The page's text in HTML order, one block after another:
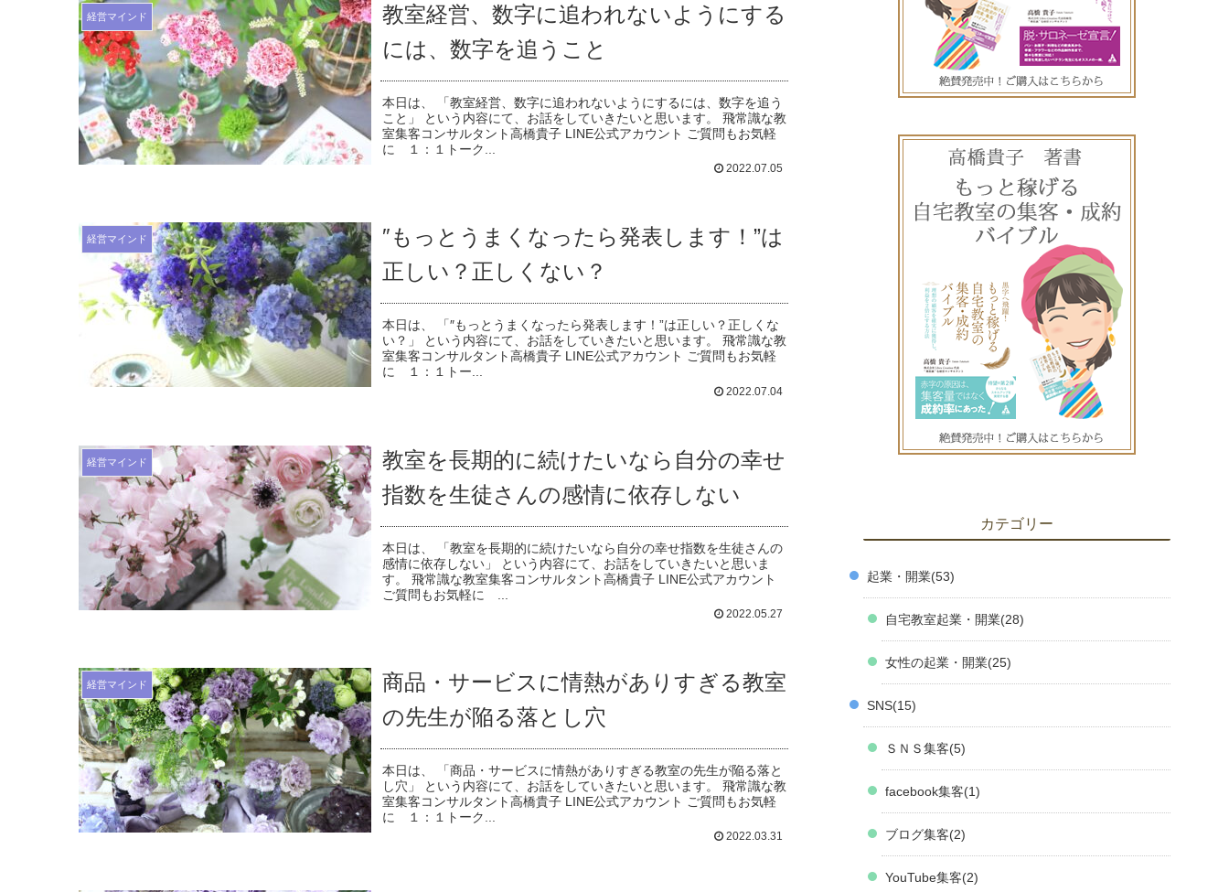
経営マインド
教室経営、数字に追われないようにする
には、数字を追うこと
本日は、 「教室経営、数字に追われないようにするには、数字を追う
こと」 という内容にて、お話をしていきたいと思います。 飛常識な教
室集客コンサルタント高橋貴子 LINE公式アカウント ご質問もお気軽
に １：１トーク...
2022.07.05
経営マインド
″もっとうまくなったら発表します！”は
正しい？正しくない？
本日は、 「″もっとうまくなったら発表します！”は正しい？正しくな
い？」 という内容にて、お話をしていきたいと思います。 飛常識な教
室集客コンサルタント高橋貴子 LINE公式アカウント ご質問もお気軽
に １：１トー...
2022.07.04
経営マインド
教室を長期的に続けたいなら自分の幸せ
指数を生徒さんの感情に依存しない
本日は、 「教室を長期的に続けたいなら自分の幸せ指数を生徒さんの
感情に依存しない」 という内容にて、お話をしていきたいと思いま
す。 飛常識な教室集客コンサルタント高橋貴子 LINE公式アカウント
ご質問もお気軽に ...
2022.05.27
経営マインド
商品・サービスに情熱がありすぎる教室
の先生が陥る落とし穴
本日は、 「商品・サービスに情熱がありすぎる教室の先生が陥る落と
し穴」 という内容にて、お話をしていきたいと思います。 飛常識な教
室集客コンサルタント高橋貴子 LINE公式アカウント ご質問もお気軽
に １：１トーク...
2022.03.31
カテゴリー
起業・開業 53
自宅教室起業・開業 28
女性の起業・開業 25
SNS 15
ＳＮＳ集客 5
facebook集客 1
ブログ集客 2
YouTube集客 2